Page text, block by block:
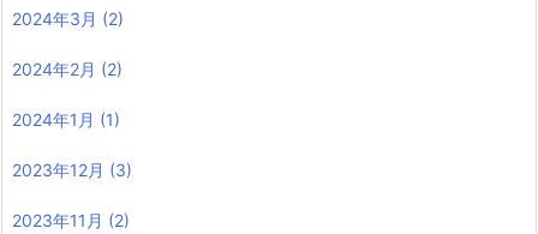
2024年3月 (2)
2024年2月 (2)
2024年1月 (1)
2023年12月 (3)
2023年11月 (2)